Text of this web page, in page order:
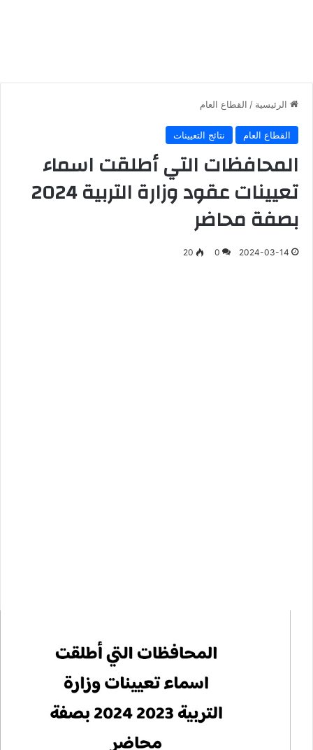
الرئيسية / القطاع العام
القطاع العام نتائج التعيينات
المحافظات التي أطلقت اسماء
تعيينات عقود وزارة التربية 2024
بصفة محاضر
2024-03-14
0
20